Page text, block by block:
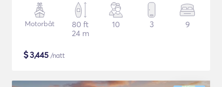
Motorbåt
80 ft
24 m
10 3 9
$3,445 /natt